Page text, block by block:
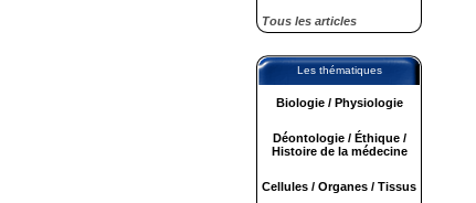
Tous les articles
Les thématiques
Biologie / Physiologie
Déontologie / Éthique /
Histoire de la médecine
Cellules / Organes / Tissus